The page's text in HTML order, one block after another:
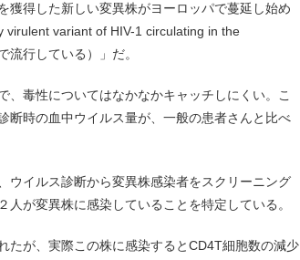
獲得した新しい変異株がヨーロッパで蔓延し始め
virulent variant of HIV-1 circulating in the
行している）」だ。
毒性についてはなかなかキャッチしにくい。こ
断時の血中ウイルス量が、一般の患者さんと比べ
ウイルス診断から変異株感染者をスクリーニング
が変異株に感染していることを特定している。
たが、実際この株に感染するとCD4T細胞数の減少